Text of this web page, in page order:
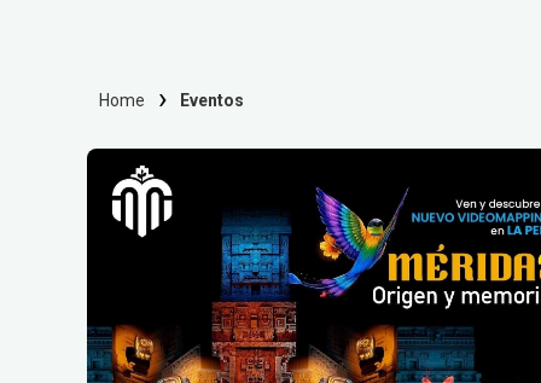
Home Eventos